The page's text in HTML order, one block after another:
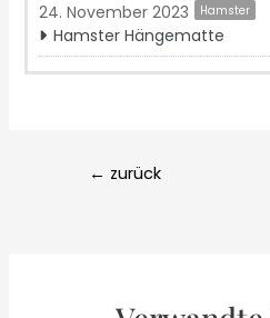
24. November 2023 Hamster
Hamster Hängematte
← zurück